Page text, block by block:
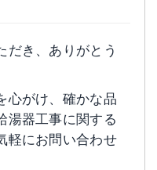
だき、ありがとう
心がけ、確かな品
湯器工事に関する
軽にお問い合わせ